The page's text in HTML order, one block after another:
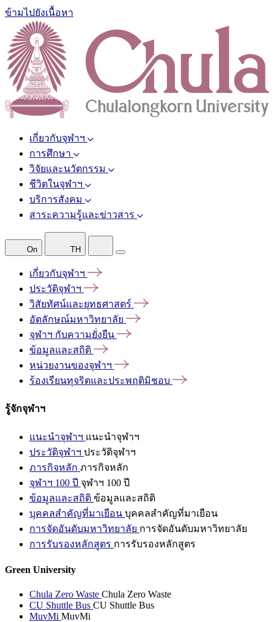
ข้ามไปยังเนื้อหา
เกี่ยวกับจุฬาฯ
การศึกษา
วิจัยและนวัตกรรม
ชีวิตในจุฬาฯ
บริการสังคม
สาระความรู้และข่าวสาร
On TH
เกี่ยวกับจุฬาฯ
ประวัติจุฬาฯ
วิสัยทัศน์และยุทธศาสตร์
อัตลักษณ์มหาวิทยาลัย
จุฬาฯ กับความยั่งยืน
ข้อมูลและสถิติ
หน่วยงานของจุฬาฯ
ร้องเรียนทุจริตและประพฤติมิชอบ
รู้จักจุฬาฯ
แนะนำจุฬาฯ แนะนำจุฬาฯ
ประวัติจุฬาฯ ประวัติจุฬาฯ
ภารกิจหลัก ภารกิจหลัก
จุฬาฯ 100 ปี จุฬาฯ 100 ปี
ข้อมูลและสถิติ ข้อมูลและสถิติ
บุคคลสำคัญที่มาเยือน บุคคลสำคัญที่มาเยือน
การจัดอันดับมหาวิทยาลัย การจัดอันดับมหาวิทยาลัย
การรับรองหลักสูตร การรับรองหลักสูตร
Green University
Chula Zero Waste Chula Zero Waste
CU Shuttle Bus CU Shuttle Bus
MuvMi MuvMi